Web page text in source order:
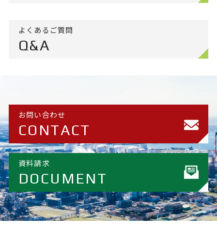
よくあるご質問
Q&A
お問い合わせ
CONTACT
資料請求
DOCUMENT